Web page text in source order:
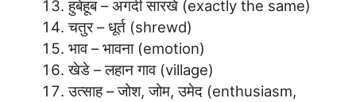
हुबेहूब – अगदी सारखे (exactly the same)
चतुर – धूर्त (shrewd)
भाव – भावना (emotion)
खेडे – लहान गाव (village)
उत्साह – जोश, जोम, उमेद (enthusiasm,